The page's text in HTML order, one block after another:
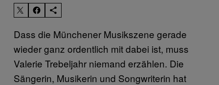
Dass die Münchener Musikszene gerade
wieder ganz ordentlich mit dabei ist, muss
Valerie Trebeljahr niemand erzählen. Die
Sängerin, Musikerin und Songwriterin hat